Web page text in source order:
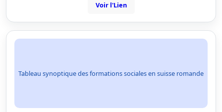
Voir l'Lien
Tableau synoptique des formations sociales en suisse romande